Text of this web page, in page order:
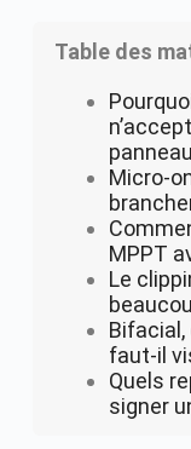
Table des
Micro-
MPPT
Le
Bifacial,
faut-il
Quels
signer